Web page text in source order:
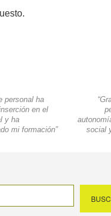
personal ha
en el
y ha
mi formación”
social